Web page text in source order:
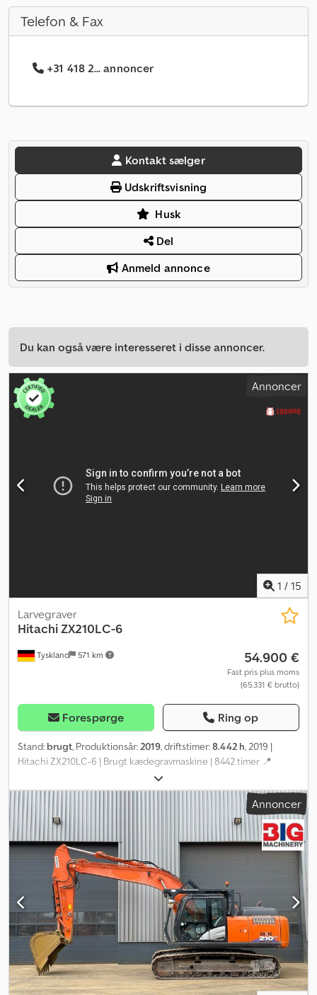
Telefon & Fax
+31 418 2... annoncer
Kontakt sælger
Udskriftsvisning
Husk
Del
Anmeld annonce
Du kan også være interesseret i disse annoncer.
Annoncer
1 / 15
Tyskland 571 km
Larvegraver
HitachiZX210LC-6
54.900 €
Fast pris plus moms
(65.331 € brutto)
Forespørge Ring op
Stand: brugt, Produktionsår: 2019, driftstimer:8.442 h, 2019 |
Hitachi ZX210LC-6 | Brugt kædegravmaskine | 8442 timer 📍
Placering: Tyskland 🚛 Levering til din ønskede adresse – Brug
vores fragtkalkulator til at estimere transportomkostningerne! 💰
Køb nu for 54.900 EUR eller afgiv et bud. Betaling ved levering er
muligt mod et mindre gebyr (forudsat godkendelse)* 👷‍♂️
Inspiceret af en uafhængig ekspert 62 inspektionspunkter, 41
godkendt ✅, 21 med mindre mangler ℹ️, 0 udskiftninger ⚠️ 📌
Inspektørens kommentar: Velholdt gravmaskine, en del slør i
drejekransen og boltene, kræver en grundig rengøring og nye
filtre, hydraulik og motor er OK i forhold til driftstimerne. 📄
Ønsker du at se den fulde inspektionsrapport, flere billeder eller
en video? Tip: Referencen "41073 Equippo" bruges ofte, når man
søger efter flere detaljer online. 💡 Hvorfor denne maskine og
vores service er enestående: ✔ Grundig inspektion udført af
professionelle ✔ Levering til arbejdsstedet er muligt ✔ Pengene-
tilbage-garanti ✔ Sikre og fleksible betalingsmuligheder
Annoncer